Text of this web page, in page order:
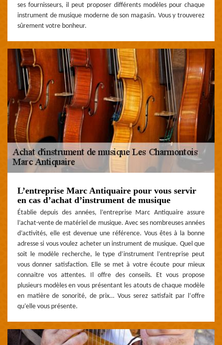
ses fournisseurs, il peut proposer différents modèles pour chaque
instrument de musique moderne de son magasin. Vous y trouverez
sûrement votre bonheur.
L’entreprise Marc Antiquaire pour vous servir
en cas d’achat d’instrument de musique
Établie depuis des années, l’entreprise Marc Antiquaire assure
l’achat-vente de matériel de musique. Avec ses nombreuses années
d’activités, elle est devenue une référence. Vous êtes à la bonne
adresse si vous voulez acheter un instrument de musique. Quel que
soit le modèle recherche, le type d’instrument l’entreprise peut
vous donner satisfaction. Elle se met à votre écoute pour mieux
connaitre vos attentes. Il offre des conseils. Et vous propose
plusieurs modèles en vous présentant les atouts de chaque modèle
en matière de sonorité, de prix… Vous serez satisfait par l‘offre
qu’elle vous présente.